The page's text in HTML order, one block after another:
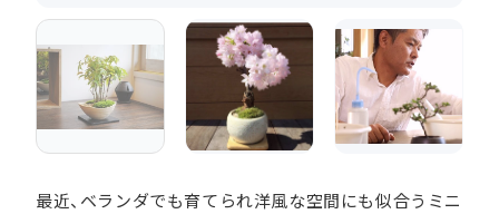
最近、ベランダでも育てられ洋風な空間にも似合うミニ